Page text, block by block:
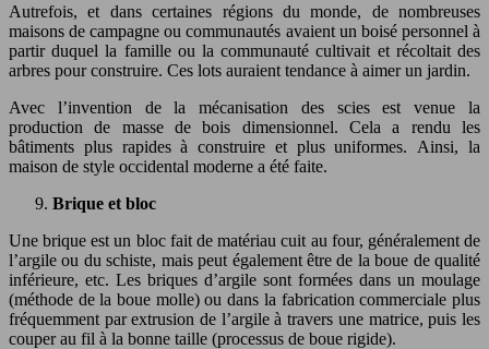
Autrefois, et dans certaines régions du monde, de nombreuses
maisons de campagne ou communautés avaient un boisé personnel à
partir duquel la famille ou la communauté cultivait et récoltait des
arbres pour construire. Ces lots auraient tendance à aimer un jardin.
Avec l’invention de la mécanisation des scies est venue la
production de masse de bois dimensionnel. Cela a rendu les
bâtiments plus rapides à construire et plus uniformes. Ainsi, la
maison de style occidental moderne a été faite.
Brique et bloc
Une brique est un bloc fait de matériau cuit au four, généralement de
l’argile ou du schiste, mais peut également être de la boue de qualité
inférieure, etc. Les briques d’argile sont formées dans un moulage
(méthode de la boue molle) ou dans la fabrication commerciale plus
fréquemment par extrusion de l’argile à travers une matrice, puis les
couper au fil à la bonne taille (processus de boue rigide).